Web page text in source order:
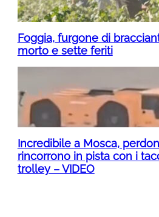
Foggia, furgone di
morto e sette feriti
Incredibile a Mosca,
rincorrono in pista con i
trolley – VIDEO